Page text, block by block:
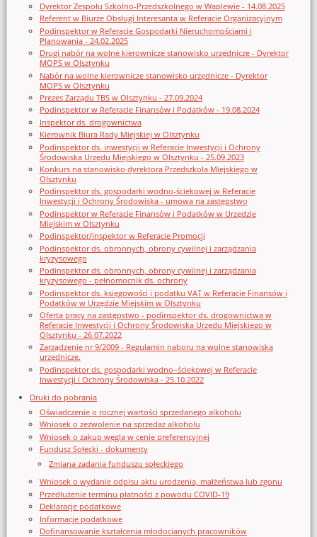
Dyrektor Zespołu Szkolno-Przedszkolnego w Waplewie - 14.08.2025
Referent w Biurze Obsługi Interesanta w Referacie Organizacyjnym
Podinspektor w Referacie Gospodarki Nieruchomościami i
Planowania - 24.02.2025
Drugi nabór na wolne kierownicze stanowisko urzędnicze - Dyrektor
MOPS w Olsztynku
Nabór na wolne kierownicze stanowisko urzędnicze - Dyrektor
MOPS w Olsztynku
Prezes Zarządu TBS w Olsztynku - 27.09.2024
Podinspektor w Referacie Finansów i Podatków - 19.08.2024
Inspektor ds. drogownictwa
Kierownik Biura Rady Miejskiej w Olsztynku
Podinspektor ds. inwestycji w Referacie Inwestycji i Ochrony
Środowiska Urzędu Miejskiego w Olsztynku - 25.09.2023
Konkurs na stanowisko dyrektora Przedszkola Miejskiego w
Olsztynku
Podinspektor ds. gospodarki wodno-ściekowej w Referacie
Inwestycji i Ochrony Środowiska - umowa na zastępstwo
Podinspektor w Referacie Finansów i Podatków w Urzędzie
Miejskim w Olsztynku
Podinspektor/inspektor w Referacie Promocji
Podinspektor ds. obronnych, obrony cywilnej i zarządzania
kryzysowego
Podinspektor ds. obronnych, obrony cywilnej i zarządzania
kryzysowego - pełnomocnik ds. ochrony
Podinspektor ds. księgowości i podatku VAT w Referacie Finansów i
Podatków w Urzędzie Miejskim w Olsztynku
Oferta pracy na zastępstwo - podinspektor ds. drogownictwa w
Referacie Inwestycji i Ochrony Środowiska Urzędu Miejskiego w
Olsztynku - 26.07.2022
Zarządzenie nr 9/2009 - Regulamin naboru na wolne stanowiska
urzędnicze.
Podinspektor ds. gospodarki wodno–ściekowej w Referacie
Inwestycji i Ochrony Środowiska - 25.10.2022
Druki do pobrania
Oświadczenie o rocznej wartości sprzedanego alkoholu
Wniosek o zezwolenie na sprzedaz alkoholu
Wniosek o zakup węgla w cenie preferencyjnej
Fundusz Sołecki - dokumenty
Zmiana zadania funduszu sołeckiego
Wniosek o wydanie odpisu aktu urodzenia, małżeństwa lub zgonu
Przedłużenie terminu płatności z powodu COVID-19
Deklaracje podatkowe
Informacje podatkowe
Dofinansowanie kształcenia młodocianych pracowników